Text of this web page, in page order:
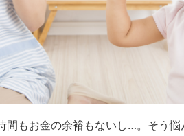
間もお金の余裕もないし…。そう悩